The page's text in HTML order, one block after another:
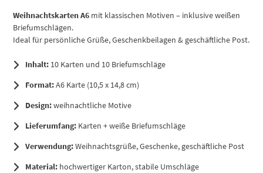
Weihnachtskarten A6 mit klassischen Motiven – inklusive weißen
Briefumschlägen.
Ideal für persönliche Grüße, Geschenkbeilagen & geschäftliche Post.
Inhalt: 10 Karten und 10 Briefumschläge
Format:A6 Karte (10,5 x 14,8 cm)
Design:weihnachtliche Motive
Lieferumfang: Karten + weiße Briefumschläge
Verwendung:Weihnachtsgrüße, Geschenke, geschäftliche Post
Material: hochwertiger Karton, stabile Umschläge